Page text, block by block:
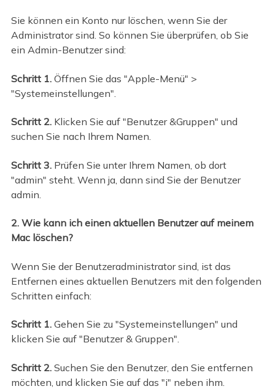
Sie können ein Konto nur löschen, wenn Sie der
Administrator sind. So können Sie überprüfen, ob Sie
ein Admin-Benutzer sind:
Schritt 1. Öffnen Sie das "Apple-Menü" >
"Systemeinstellungen".
Schritt 2.Klicken Sie auf "Benutzer &Gruppen" und
suchen Sie nach Ihrem Namen.
Schritt 3. Prüfen Sie unter Ihrem Namen, ob dort
"admin" steht. Wenn ja, dann sind Sie der Benutzer
admin.
2. Wie kann ich einen aktuellen Benutzer auf meinem
Mac löschen?
Wenn Sie der Benutzeradministrator sind, ist das
Entfernen eines aktuellen Benutzers mit den folgenden
Schritten einfach:
Schritt 1.Gehen Sie zu "Systemeinstellungen" und
klicken Sie auf "Benutzer & Gruppen".
Schritt 2.Suchen Sie den Benutzer, den Sie entfernen
möchten, und klicken Sie auf das "i" neben ihm.